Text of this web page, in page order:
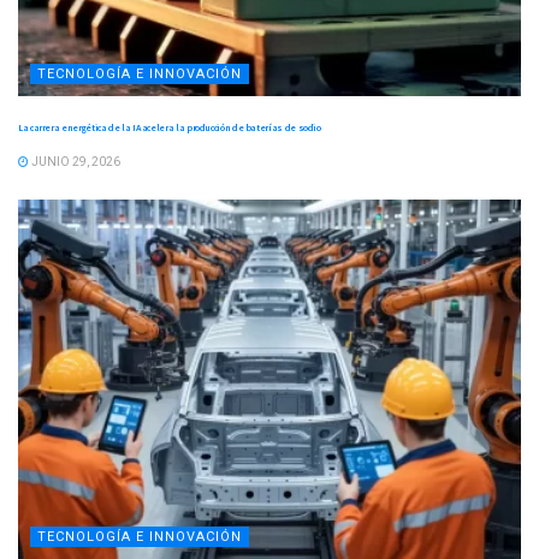
TECNOLOGÍA E INNOVACIÓN
La carrera energética de la IA acelera la producción de baterías de sodio
JUNIO 29, 2026
TECNOLOGÍA E INNOVACIÓN